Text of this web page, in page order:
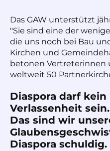
Das GAW unterstützt
"Sie sind eine der
die uns noch bei Bau
Kirchen und
betonen Vertreterinnen
weltweit 50
Diaspora darf
Verlassenheit sein.
Das sind wir
Diaspora schuldig.